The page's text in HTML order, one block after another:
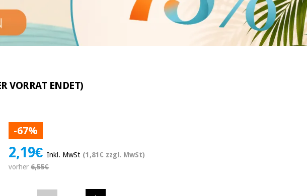
ENDET)
-67%
2,19€Inkl. MwSt (1,81€ zzgl. MwSt)
vorher6,55€